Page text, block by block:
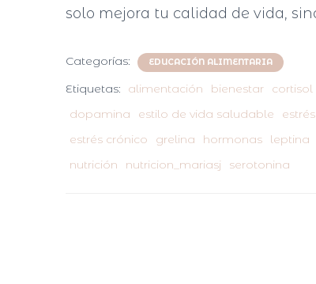
solo mejora tu calidad de vida,
Categorías: EDUCACIÓN ALIMENTARIA
Etiquetas: alimentación bienestar
cortisol
dopamina
estilo de vida saludable
estrés
estrés crónico
grelina hormonas
leptina
nutrición
nutricion_mariasj serotonina